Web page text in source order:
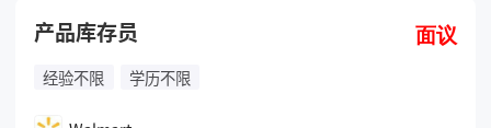
产品库存员
面议
经验不限
学历不限